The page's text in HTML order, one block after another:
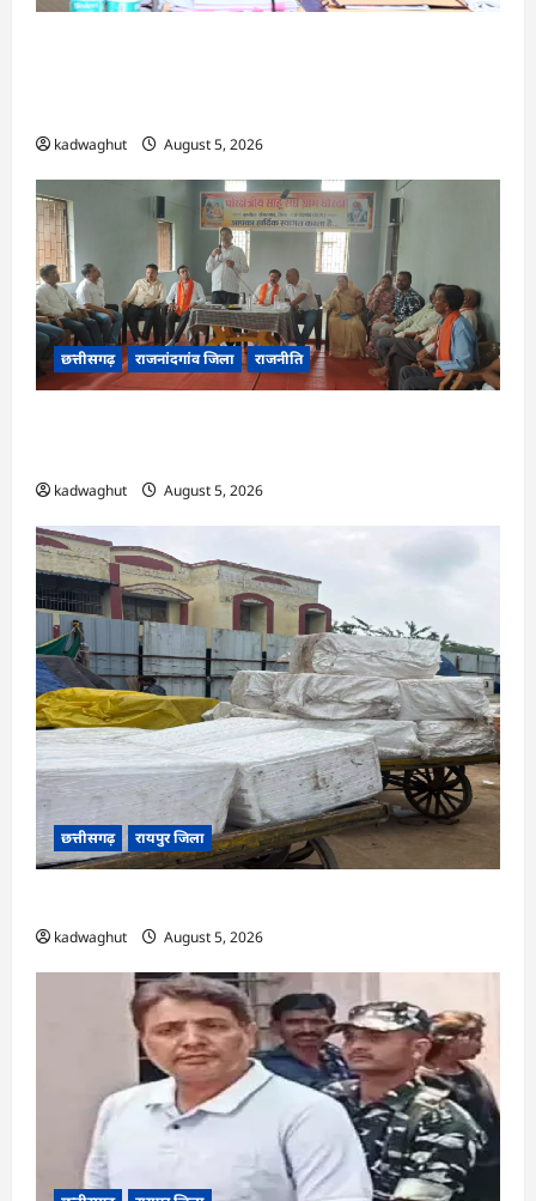
kadwaghut August 5, 2026
छत्तीसगढ़ राजनांदगांव जिला राजनीति
kadwaghut August 5, 2026
छत्तीसगढ़ रायपुर जिला
kadwaghut August 5, 2026